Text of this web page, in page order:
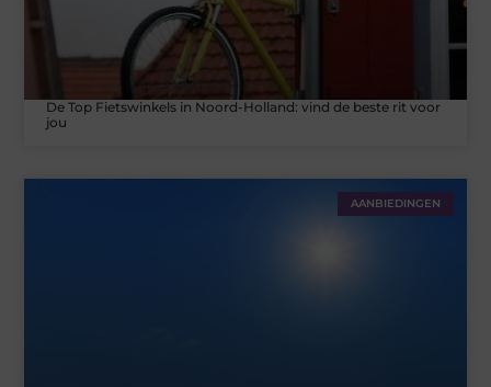
De Top Fietswinkels in Noord-Holland: vind de beste rit voor
jou
AANBIEDINGEN